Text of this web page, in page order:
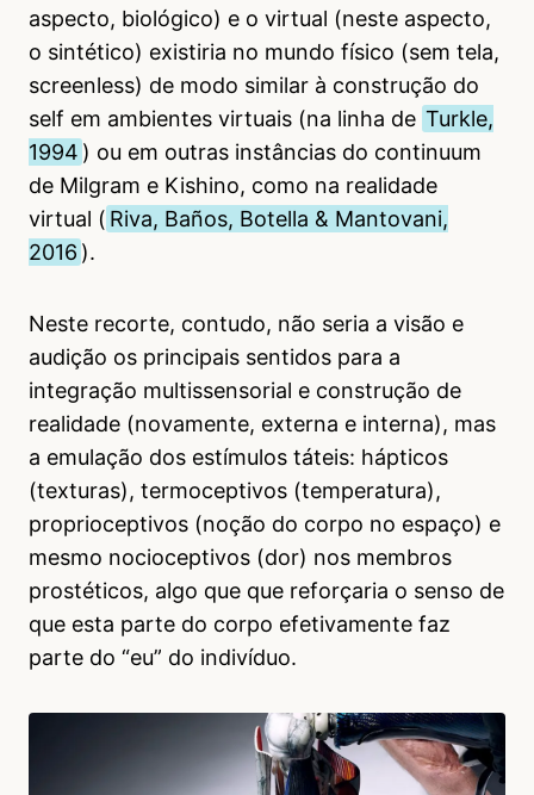
aspecto, biológico) e o virtual (neste aspecto,
o sintético) existiria no mundo físico (sem tela,
screenless) de modo similar à construção do
self em ambientes virtuais (na linha de Turkle,
1994 ) ou em outras instâncias do continuum
de Milgram e Kishino, como na realidade
virtual ( Riva, Baños, Botella & Mantovani,
2016 ).
Neste recorte, contudo, não seria a visão e
audição os principais sentidos para a
integração multissensorial e construção de
realidade (novamente, externa e interna), mas
a emulação dos estímulos táteis: hápticos
(texturas), termoceptivos (temperatura),
proprioceptivos (noção do corpo no espaço) e
mesmo nocioceptivos (dor) nos membros
prostéticos, algo que que reforçaria o senso de
que esta parte do corpo efetivamente faz
parte do “eu” do indivíduo.